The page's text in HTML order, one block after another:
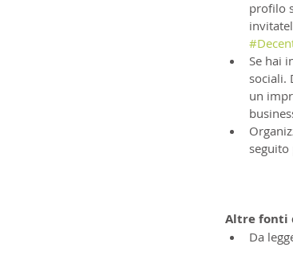
profilo
Se hai
sociali.
un
seguito
Altre fonti
Da